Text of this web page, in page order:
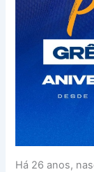
Há 26 anos,